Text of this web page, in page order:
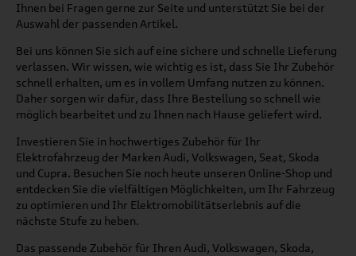
Ihnen bei Fragen gerne zur Seite und unterstützt Sie bei der
Auswahl der passenden Artikel.
Bei uns können Sie sich auf eine sichere und schnelle Lieferung
verlassen. Wir wissen, wie wichtig es ist, dass Sie Ihr Zubehör
schnell erhalten, um es in vollem Umfang nutzen zu können.
Daher sorgen wir dafür, dass Ihre Bestellung so schnell wie
möglich bearbeitet und zu Ihnen nach Hause geliefert wird.
Investieren Sie in hochwertiges Zubehör für Ihr
Elektrofahrzeug der Marken Audi, Volkswagen, Seat, Skoda
und Cupra. Besuchen Sie noch heute unseren Online-Shop und
entdecken Sie die vielfältigen Möglichkeiten, um Ihr Fahrzeug
zu optimieren und Ihr Elektromobilitätserlebnis auf die
nächste Stufe zu heben.
Das passende Zubehör für Ihren Audi, Volkswagen, Skoda,